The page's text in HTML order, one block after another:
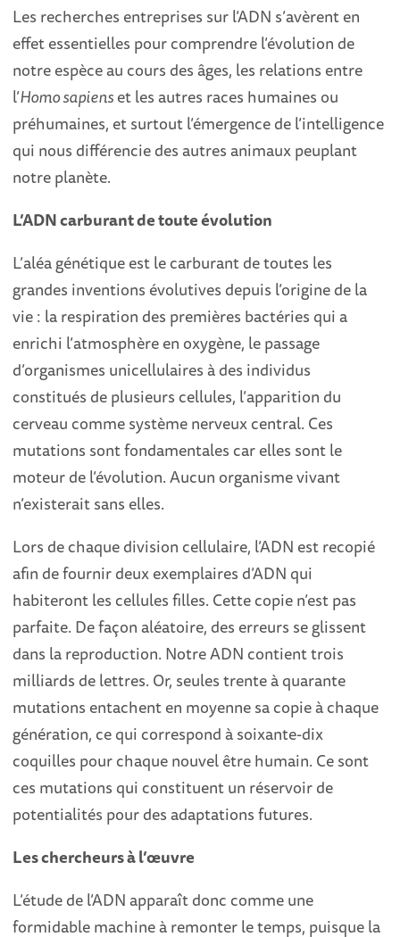
Les recherches entreprises sur l’ADN s’avèrent en
effet essentielles pour comprendre l’évolution de
notre espèce au cours des âges, les relations entre
l’Homo sapienset les autres races humaines ou
préhumaines, et surtout l’émergence de l’intelligence
qui nous différencie des autres animaux peuplant
notre planète.
L’ADN carburant de toute évolution
L’aléa génétique est le carburant de toutes les
grandes inventions évolutives depuis l’origine de la
vie : la respiration des premières bactéries qui a
enrichi l’atmosphère en oxygène, le passage
d’organismes unicellulaires à des individus
constitués de plusieurs cellules, l’apparition du
cerveau comme système nerveux central. Ces
mutations sont fondamentales car elles sont le
moteur de l’évolution. Aucun organisme vivant
n’existerait sans elles.
Lors de chaque division cellulaire, l’ADN est recopié
afin de fournir deux exemplaires d’ADN qui
habiteront les cellules filles. Cette copie n’est pas
parfaite. De façon aléatoire, des erreurs se glissent
dans la reproduction. Notre ADN contient trois
milliards de lettres. Or, seules trente à quarante
mutations entachent en moyenne sa copie à chaque
génération, ce qui correspond à soixante-dix
coquilles pour chaque nouvel être humain. Ce sont
ces mutations qui constituent un réservoir de
potentialités pour des adaptations futures.
Les chercheurs à l’œuvre
L’étude de l’ADN apparaît donc comme une
formidable machine à remonter le temps, puisque la